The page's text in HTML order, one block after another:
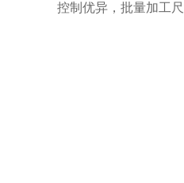
控制优异，批量加工